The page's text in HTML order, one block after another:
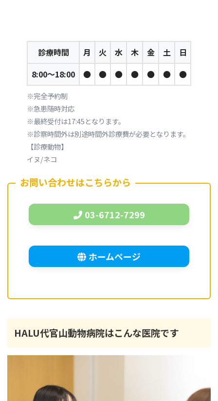
診療時間 月 火 水 木 金 土
日
8:00～18:00
● ● ● ● ● ● ●
※完全予約制
※急患随時対応
※最終受付は17:45となります。
※診察時間外は別途時間外診療費が必要となります。
【診療動物】
イヌ/ネコ
お問い合わせはこちらから
03-6712-7299
ホームページ
HALU代官山動物病院はこんな医院です